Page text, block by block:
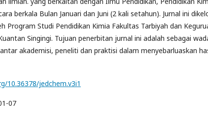
berkala Bulan Januari dan Juni (2 kali setahun). Jurnal ini
Program Studi Pendidikan Kimia Fakultas Tarbiyah dan
Singingi. Tujuan penerbitan jurnal ini adalah sebagai
akademisi, peneliti dan praktisi dalam menyebarluaskan
10.36378/jedchem.v3i1
07